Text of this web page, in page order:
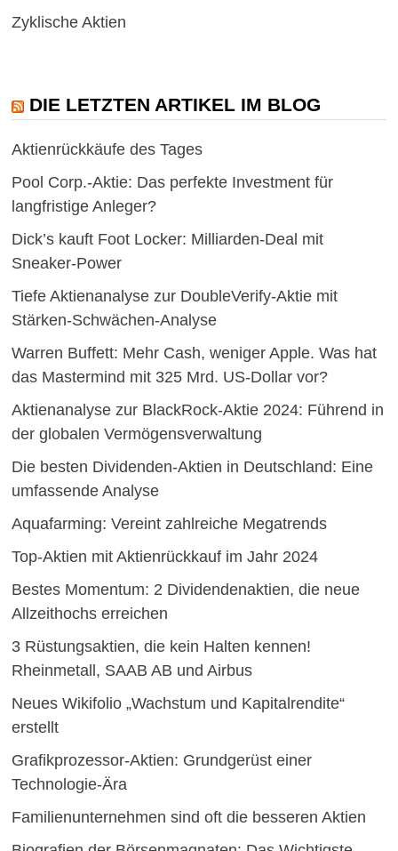
Zyklische Aktien
DIE LETZTEN ARTIKEL IM BLOG
Aktienrückkäufe des Tages
Pool Corp.-Aktie: Das perfekte Investment für
langfristige Anleger?
Dick’s kauft Foot Locker: Milliarden-Deal mit
Sneaker-Power
Tiefe Aktienanalyse zur DoubleVerify-Aktie mit
Stärken-Schwächen-Analyse
Warren Buffett: Mehr Cash, weniger Apple. Was hat
das Mastermind mit 325 Mrd. US-Dollar vor?
Aktienanalyse zur BlackRock-Aktie 2024: Führend in
der globalen Vermögensverwaltung
Die besten Dividenden-Aktien in Deutschland: Eine
umfassende Analyse
Aquafarming: Vereint zahlreiche Megatrends
Top-Aktien mit Aktienrückkauf im Jahr 2024
Bestes Momentum: 2 Dividendenaktien, die neue
Allzeithochs erreichen
3 Rüstungsaktien, die kein Halten kennen!
Rheinmetall, SAAB AB und Airbus
Neues Wikifolio „Wachstum und Kapitalrendite“
erstellt
Grafikprozessor-Aktien: Grundgerüst einer
Technologie-Ära
Familienunternehmen sind oft die besseren Aktien